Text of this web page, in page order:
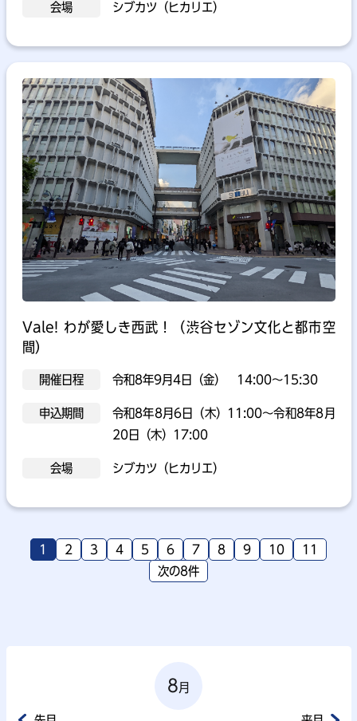
会場 シブカツ（ヒカリエ）
Vale! わが愛しき西武！（渋谷セゾン文化と都市空
間）
開催日程 令和8年9月4日（金） 14:00～15:30
申込期間
令和8年8月6日（木）11:00～令和8年8月
20日（木）17:00
会場 シブカツ（ヒカリエ）
1 2 3 4 5 6 7 8 9 10
11
次の8件
8月